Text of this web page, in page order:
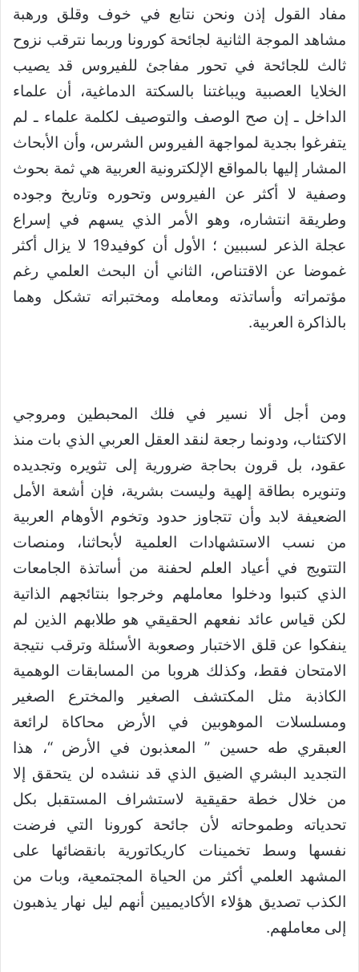
مفاد القول إذن ونحن نتابع في خوف وقلق ورهبة
مشاهد الموجة الثانية لجائحة كورونا وربما نترقب نزوح
ثالث للجائحة في تحور مفاجئ للفيروس قد يصيب
الخلايا العصبية ويباغتنا بالسكتة الدماغية، أن علماء
الداخل ـ إن صح الوصف والتوصيف لكلمة علماء ـ لم
يتفرغوا بجدية لمواجهة الفيروس الشرس، وأن الأبحاث
المشار إليها بالمواقع الإلكترونية العربية هي ثمة بحوث
وصفية لا أكثر عن الفيروس وتحوره وتاريخ وجوده
وطريقة انتشاره، وهو الأمر الذي يسهم في إسراع
عجلة الذعر لسببين ؛ الأول أن كوفيد19 لا يزال أكثر
غموضا عن الاقتناص، الثاني أن البحث العلمي رغم
مؤتمراته وأساتذته ومعامله ومختبراته تشكل وهما
بالذاكرة العربية.
ومن أجل ألا نسير في فلك المحبطين ومروجي
الاكتئاب، ودونما رجعة لنقد العقل العربي الذي بات منذ
عقود، بل قرون بحاجة ضرورية إلى تثويره وتجديده
وتنويره بطاقة إلهية وليست بشرية، فإن أشعة الأمل
الضعيفة لابد وأن تتجاوز حدود وتخوم الأوهام العربية
من نسب الاستشهادات العلمية لأبحاثنا، ومنصات
التتويج في أعياد العلم لحفنة من أساتذة الجامعات
الذي كتبوا ودخلوا معاملهم وخرجوا بنتائجهم الذاتية
لكن قياس عائد نفعهم الحقيقي هو طلابهم الذين لم
ينفكوا عن قلق الاختبار وصعوبة الأسئلة وترقب نتيجة
الامتحان فقط، وكذلك هروبا من المسابقات الوهمية
الكاذبة مثل المكتشف الصغير والمخترع الصغير
ومسلسلات الموهوبين في الأرض محاكاة لرائعة
العبقري طه حسين ” المعذبون في الأرض “، هذا
التجديد البشري الضيق الذي قد ننشده لن يتحقق إلا
من خلال خطة حقيقية لاستشراف المستقبل بكل
تحدياته وطموحاته لأن جائحة كورونا التي فرضت
نفسها وسط تخمينات كاريكاتورية بانقضائها على
المشهد العلمي أكثر من الحياة المجتمعية، وبات من
الكذب تصديق هؤلاء الأكاديميين أنهم ليل نهار يذهبون
إلى معاملهم.